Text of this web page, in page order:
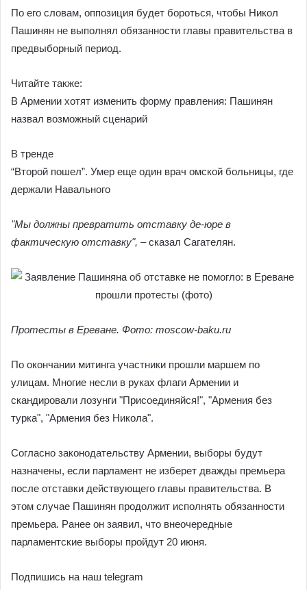
По его словам, оппозиция будет бороться, чтобы Никол
Пашинян не выполнял обязанности главы правительства в
предвыборный период.
Читайте также:
В Армении хотят изменить форму правления: Пашинян
назвал возможный сценарий
В тренде
“Второй пошел”. Умер еще один врач омской больницы, где
держали Навального
"Мы должны превратить отставку де-юре в
фактическую отставку", –сказал Сагателян.
Протесты в Ереване. Фото: moscow-baku.ru
По окончании митинга участники прошли маршем по
улицам. Многие несли в руках флаги Армении и
скандировали лозунги "Присоединяйся!", "Армения без
турка", "Армения без Никола".
Согласно законодательству Армении, выборы будут
назначены, если парламент не изберет дважды премьера
после отставки действующего главы правительства. В
этом случае Пашинян продолжит исполнять обязанности
премьера. Ранее он заявил, что внеочередные
парламентские выборы пройдут 20 июня.
Подпишись на наш telegram